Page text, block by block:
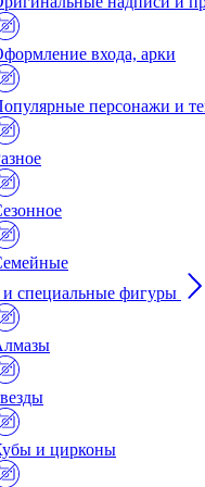
входа, арки
персонажи и
специальные фигуры
и цирконы